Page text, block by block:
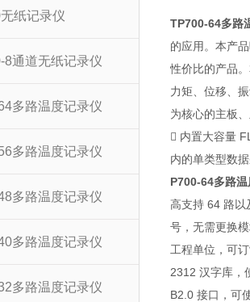
纸记录仪
8通道无纸记录仪
多路温度记录仪
多路温度记录仪
多路温度记录仪
多路温度记录仪
多路温度记录仪
TP700-64多路
的应用。本产
性价比的产品
力矩、位移、
为核心的主板
 内置大容量
内的单类型数
P700-64多路
高支持 64 路以
号，无需更换
工程单位，可
2312 汉字库，
B2.0 接口，可